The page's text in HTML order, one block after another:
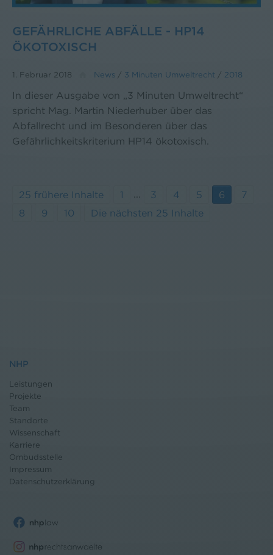
GEFÄHRLICHE ABFÄLLE - HP14
ÖKOTOXISCH
1. Februar 2018 News / 3 Minuten Umweltrecht / 2018
In dieser Ausgabe von „3 Minuten Umweltrecht“
spricht Mag. Martin Niederhuber über das
Abfallrecht und im Besonderen über das
Gefährlichkeitskriterium HP14 ökotoxisch.
25 frühere Inhalte 1 3 4 5 6
7
8
9 10 Die nächsten 25 Inhalte
NHP
Leistungen
Projekte
Team
Standorte
Wissenschaft
Karriere
Ombudsstelle
Impressum
Datenschutzerklärung